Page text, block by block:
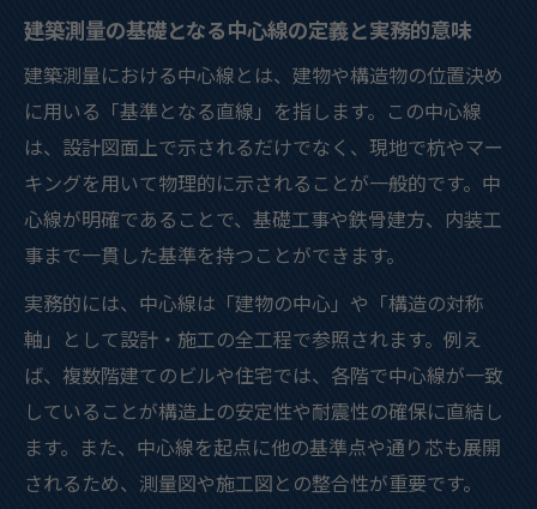
建築測量の基礎となる中心線の定義と実務的意味
建築測量における中心線とは、建物や構造物の位置決め
に用いる「基準となる直線」を指します。この中心線
は、設計図面上で示されるだけでなく、現地で杭やマー
キングを用いて物理的に示されることが一般的です。中
心線が明確であることで、基礎工事や鉄骨建方、内装工
事まで一貫した基準を持つことができます。
実務的には、中心線は「建物の中心」や「構造の対称
軸」として設計・施工の全工程で参照されます。例え
ば、複数階建てのビルや住宅では、各階で中心線が一致
していることが構造上の安定性や耐震性の確保に直結し
ます。また、中心線を起点に他の基準点や通り芯も展開
されるため、測量図や施工図との整合性が重要です。